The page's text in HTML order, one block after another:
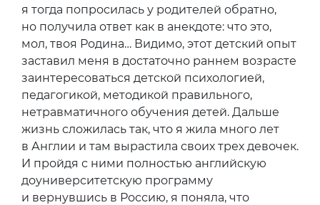
я тогда попросилась у родителей обратно,
но получила ответ как в анекдоте: что это,
мол, твоя Родина… Видимо, этот детский опыт
заставил меня в достаточно раннем возрасте
заинтересоваться детской психологией,
педагогикой, методикой правильного,
нетравматичного обучения детей. Дальше
жизнь сложилась так, что я жила много лет
в Англии и там вырастила своих трех девочек.
И пройдя с ними полностью английскую
доуниверситетскую программу
и вернувшись в Россию, я поняла, что